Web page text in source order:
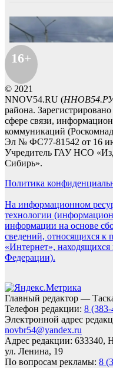
16+
© 2021
NNOV54.RU (
района.
сфере связи,
коммуникаций
Эл № ФС77-81542 от 16
Учредитель ГАУ НСО
Сибирь».
Политика
На информационном
технологии
информации на основе
сведений, относящихся к
«Интернет»,
Федерации).
Главный редактор —
Телефон редакции: 8
Электронной адрес
novbr54@yandex.ru
Адрес редакции: 633340,
ул. Ленина, 19
По вопросам рекламы: 8